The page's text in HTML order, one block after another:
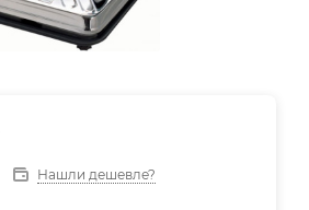
Нашли дешевле?